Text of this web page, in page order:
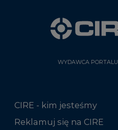
WYDAWCA PORTALU
CIRE - kim jesteśmy
Reklamuj się na CIRE